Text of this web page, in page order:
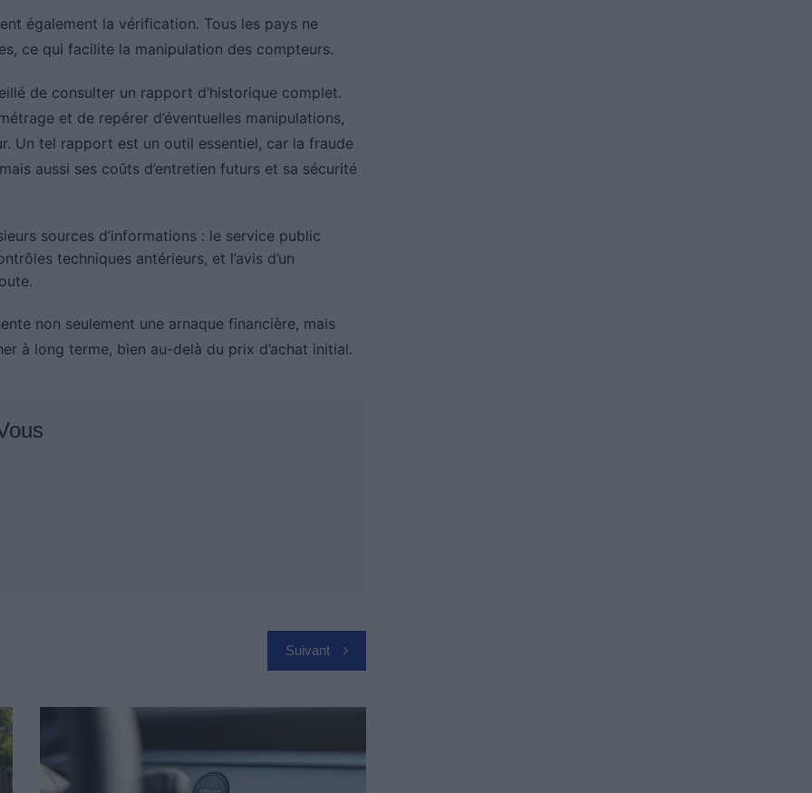
également la vérification. Tous les pays ne
ce qui facilite la manipulation des compteurs.
de consulter un rapport d’historique complet.
et de repérer d’éventuelles manipulations,
Un tel rapport est un outil essentiel, car la fraude
aussi ses coûts d’entretien futurs et sa sécurité
sources d’informations : le service public
techniques antérieurs, et l’avis d’un
non seulement une arnaque financière, mais
à long terme, bien au-delà du prix d’achat initial.
Suivant